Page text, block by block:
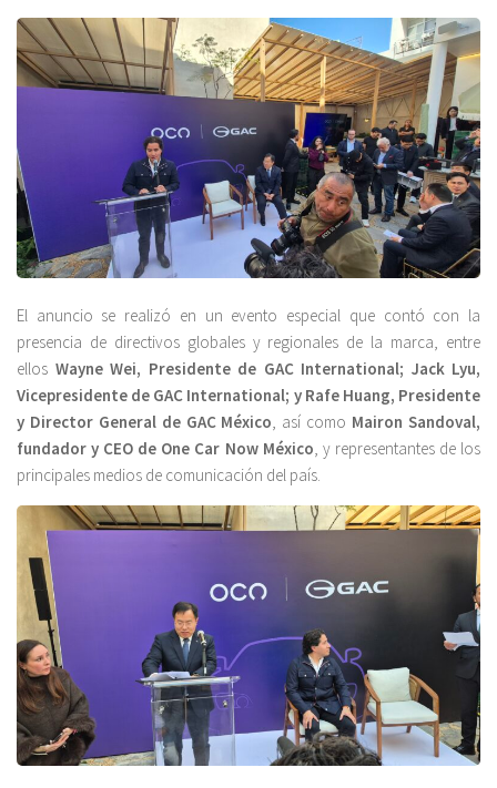
El anuncio se realizó en un evento especial que contó con la
presencia de directivos globales y regionales de la marca, entre
ellos Wayne Wei, Presidente de GAC International; Jack Lyu,
Vicepresidente de GAC International; y Rafe Huang, Presidente
y Director General de GAC México, así como Mairon Sandoval,
fundador y CEO de One Car Now México, y representantes de los
principales medios de comunicación del país.